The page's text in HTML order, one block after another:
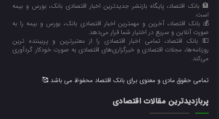
🏦 بانک اقتصاد، پایگاه بازنشر جدیدترین اخبار اقتصادی بانک، بورس و بیمه
است.
💰 بانک اقتصاد، آخرین و مهمترین اخبار اقتصادی بانک، بورس و بیمه را به
صورت آنلاین و سریع در اختیار شما قرار می‌‌دهد.
💵 بانک اقتصاد، تمامی اخبار اقتصادی را از معتبرترین و پربیننده ترین
روزنامه‌ها، مجلات اقتصادی و خبرگزاری‌های اقتصادی به صورت خودکار گردآوری
می‌کند.
تمامی حقوق مادی و معنوی برای بانک اقتصاد محفوظ می باشد 🥰
پربازدیدترین مقالات اقتصادی